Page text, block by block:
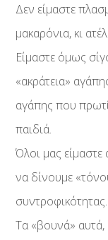
Δεν είμαστε
μακαρόνια, κι
Είμαστε όμως
«ακράτεια»
αγάπης που
παιδιά.
Όλοι μας είμαστε
να δίνουμε
συντροφικότητας.
Τα «βουνά» αυτά,